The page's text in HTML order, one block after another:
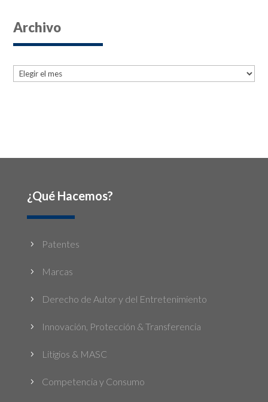
Archivo
Archives
¿Qué Hacemos?
5 Patentes
5 Marcas
5 Derecho de Autor y del Entretenimiento
5 Innovación, Protección & Transferencia
5 Litigios & MASC
5 Competencia y Consumo